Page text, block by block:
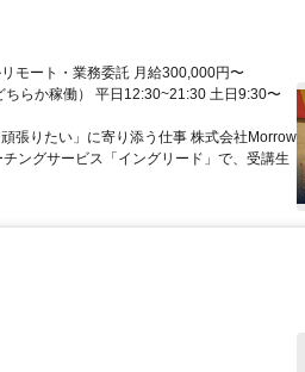
モート・業務委託 月給300,000円〜
らか稼働） 平日12:30~21:30 土日9:30〜
張りたい」に寄り添う仕事 株式会社Morrow
ングサービス「イングリード」で、受講生